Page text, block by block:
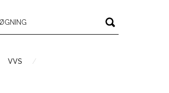
VVS